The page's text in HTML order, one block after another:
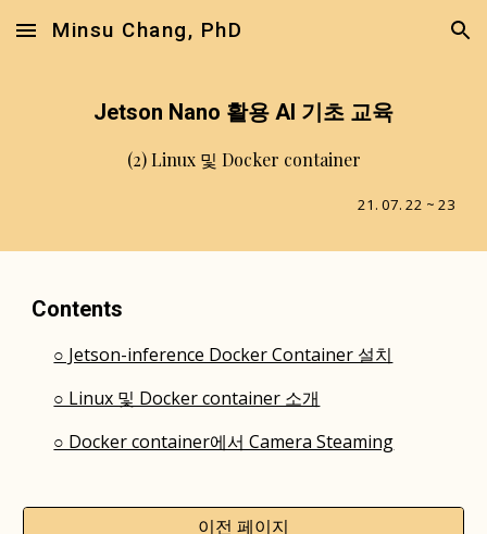
Skip to main content Skip to navigation
Minsu Chang, PhD
Jetson Nano 활용 AI 기초 교육
(2)Linux 및 Docker container
21. 07. 22 ~ 23
Contents
○ Jetson-inference Docker Container 설치
○ Linux 및 Docker container 소개
○ Docker container에서 Camera Steaming
이전 페이지